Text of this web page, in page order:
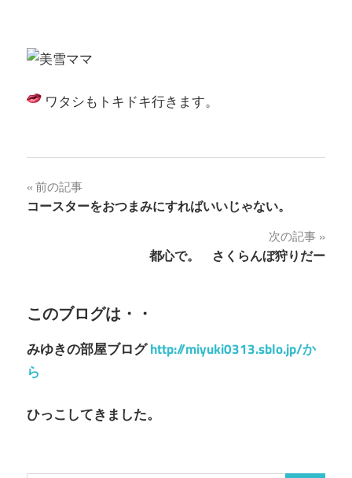
ワタシもトキドキ行きます。
投
稿
ゲ
ー
シ
ョ
前の記事
コースターをおつまみにすればいいじゃない。
次の記事
都心で。 さくらんぼ狩りだー
このブログは・・
みゆきの部屋ブログhttp://miyuki0313.sblo.jp/か
ら
ひっこしてきました。